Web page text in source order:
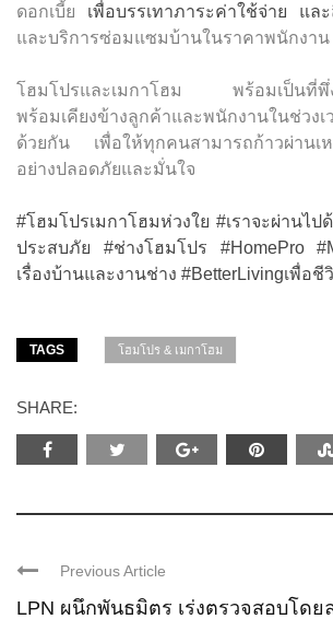
ดอกเบี้ย เพื่อบรรเทาภาระค่าใช้จ่าย และ
และบริการซ่อมแซมบ้านในราคาพนักงาน
โฮมโปรและเมกาโฮม พร้อมเป็นที่พึ่
พร้อมเคียงข้างลูกค้าและพนักงานในช่วงเ
ด้วยกัน เพื่อให้ทุกคนสามารถก้าวผ่านเ
อย่างปลอดภัยและมั่นใจ
#โฮมโปรเมกาโฮมห่วงใย #เราจะผ่านไป
ประสบภัย #ช่างโฮมโปร #HomePro
เรื่องบ้านและงานช่าง #BetterLivingเพื่อชี
TAGS โฮมโปร & เมกาโฮม
SHARE:
Previous Article
LPN ผนึกพันธมิตร เร่งตรวจสอบโดย